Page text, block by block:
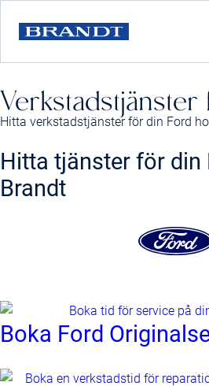
Verkstadstjänster
Hitta verkstadstjänster för din Ford
Hitta tjänster för din
Brandt
Boka Ford